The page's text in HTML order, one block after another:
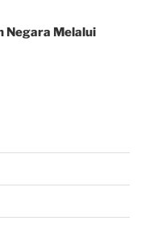
Negara Melalui